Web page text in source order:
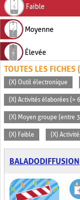
Faible
Moyenne
Élevée
TOUTES LES FICHES
(X) Outil électronique
(X) Activités élaborées (>
(X) Moyen groupe (entre
(X) Faible (X)
BALADODIFFUSION